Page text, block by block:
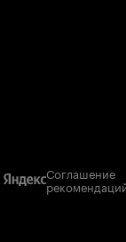
Соглашение